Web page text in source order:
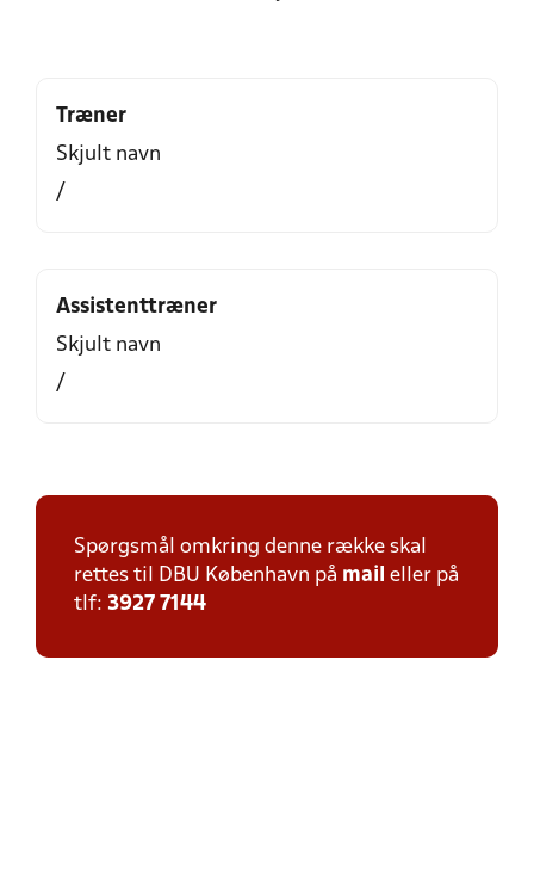
Træner
Skjult navn
/
Assistenttræner
Skjult navn
/
Spørgsmål omkring denne række skal
rettes til DBU København på mail eller på
tlf: 3927 7144